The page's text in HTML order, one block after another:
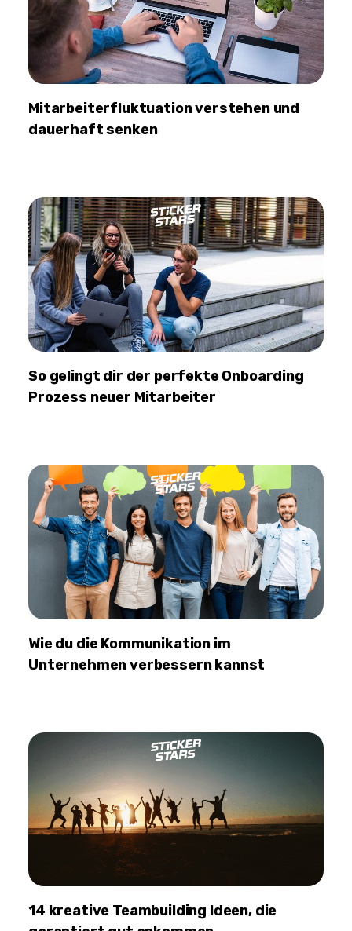
Mitarbeiterfluktuation verstehen und
dauerhaft senken
So gelingt dir der perfekte Onboarding
Prozess neuer Mitarbeiter
Wie du die Kommunikation im
Unternehmen verbessern kannst
14 kreative Teambuilding Ideen, die